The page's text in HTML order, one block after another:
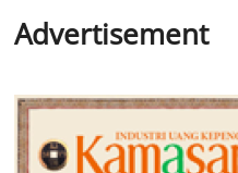
Advertisement